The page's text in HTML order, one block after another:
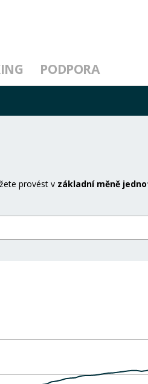
PODPORA
provést v základní měně